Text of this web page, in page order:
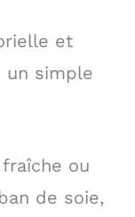
et
un simple
ou
de soie,